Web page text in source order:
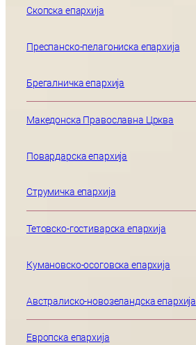
Скопска епархија
Преспанско-пелагониска епархија
Брегалничка епархија
Македонска Православна Црква
Повардарска епархија
Струмичка епархија
Тетовско-гостиварска епархија
Кумановско-осоговска епархија
Австралиско-новозеландска епархија
Европска епархија